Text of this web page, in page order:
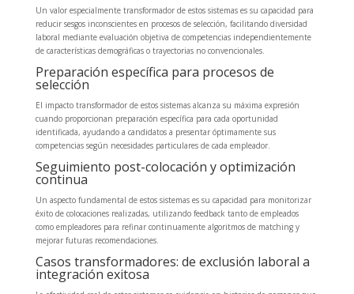
Un valor especialmente transformador de estos sistemas es su capacidad para
reducir sesgos inconscientes en procesos de selección, facilitando diversidad
laboral mediante evaluación objetiva de competencias independientemente
de características demográficas o trayectorias no convencionales.
Preparación específica para procesos de
selección
El impacto transformador de estos sistemas alcanza su máxima expresión
cuando proporcionan preparación específica para cada oportunidad
identificada, ayudando a candidatos a presentar óptimamente sus
competencias según necesidades particulares de cada empleador.
Seguimiento post-colocación y optimización
continua
Un aspecto fundamental de estos sistemas es su capacidad para monitorizar
éxito de colocaciones realizadas, utilizando feedback tanto de empleados
como empleadores para refinar continuamente algoritmos de matching y
mejorar futuras recomendaciones.
Casos transformadores: de exclusión laboral a
integración exitosa